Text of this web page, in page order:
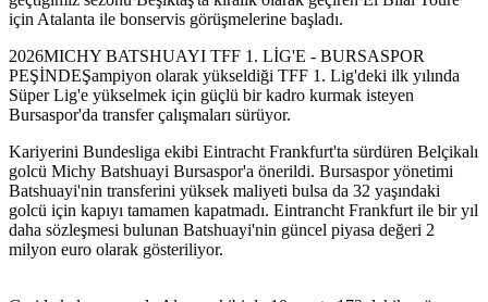
için Atalanta ile bonservis görüşmelerine başladı.
2026MICHY BATSHUAYI TFF 1. LİG'E - BURSASPOR
PEŞİNDEŞampiyon olarak yükseldiği TFF 1. Lig'deki ilk yılında
Süper Lig'e yükselmek için güçlü bir kadro kurmak isteyen
Bursaspor'da transfer çalışmaları sürüyor.
Kariyerini Bundesliga ekibi Eintracht Frankfurt'ta sürdüren Belçikalı
golcü Michy Batshuayi Bursaspor'a önerildi. Bursaspor yönetimi
Batshuayi'nin transferini yüksek maliyeti bulsa da 32 yaşındaki
golcü için kapıyı tamamen kapatmadı. Eintrancht Frankfurt ile bir yıl
daha sözleşmesi bulunan Batshuayi'nin güncel piyasa değeri 2
milyon euro olarak gösteriliyor.